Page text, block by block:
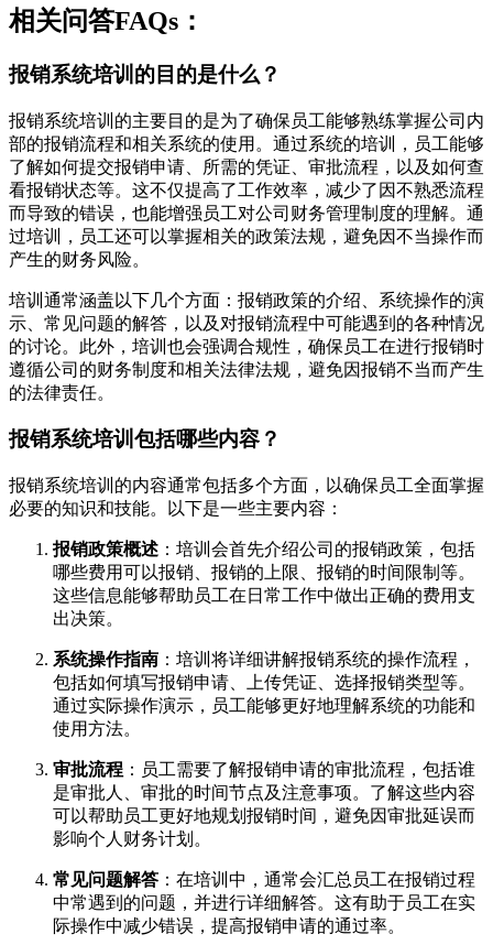
相关问答FAQs：
报销系统培训的目的是什么？
报销系统培训的主要目的是为了确保员工能够熟练掌握公司内
部的报销流程和相关系统的使用。通过系统的培训，员工能够
了解如何提交报销申请、所需的凭证、审批流程，以及如何查
看报销状态等。这不仅提高了工作效率，减少了因不熟悉流程
而导致的错误，也能增强员工对公司财务管理制度的理解。通
过培训，员工还可以掌握相关的政策法规，避免因不当操作而
产生的财务风险。
培训通常涵盖以下几个方面：报销政策的介绍、系统操作的演
示、常见问题的解答，以及对报销流程中可能遇到的各种情况
的讨论。此外，培训也会强调合规性，确保员工在进行报销时
遵循公司的财务制度和相关法律法规，避免因报销不当而产生
的法律责任。
报销系统培训包括哪些内容？
报销系统培训的内容通常包括多个方面，以确保员工全面掌握
必要的知识和技能。以下是一些主要内容：
报销政策概述 ：培训会首先介绍公司的报销政策，包括
哪些费用可以报销、报销的上限、报销的时间限制等。
这些信息能够帮助员工在日常工作中做出正确的费用支
出决策。
系统操作指南 ：培训将详细讲解报销系统的操作流程，
包括如何填写报销申请、上传凭证、选择报销类型等。
通过实际操作演示，员工能够更好地理解系统的功能和
使用方法。
审批流程 ：员工需要了解报销申请的审批流程，包括谁
是审批人、审批的时间节点及注意事项。了解这些内容
可以帮助员工更好地规划报销时间，避免因审批延误而
影响个人财务计划。
常见问题解答 ：在培训中，通常会汇总员工在报销过程
中常遇到的问题，并进行详细解答。这有助于员工在实
际操作中减少错误，提高报销申请的通过率。